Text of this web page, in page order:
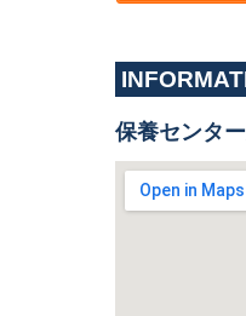
保養センタ